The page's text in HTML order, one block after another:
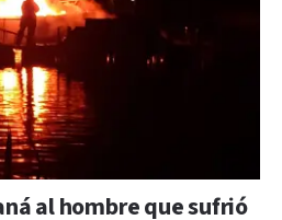
al hombre que sufrió